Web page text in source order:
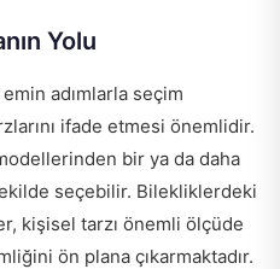
Yolu
adımlarla seçim
ifade etmesi önemlidir.
bir ya da daha
seçebilir. Bilekliklerdeki
kişisel tarzı önemli ölçüde
ön plana çıkarmaktadır.